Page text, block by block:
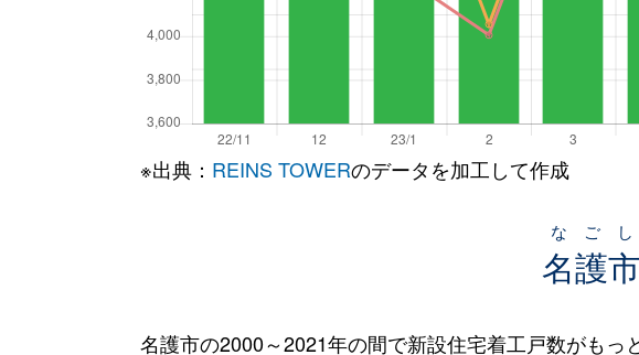
※出典： REINS TOWERのデータを加工して作成
名護市
なごし
名護市の2000～2021年の間で新設住宅着工戸数がも